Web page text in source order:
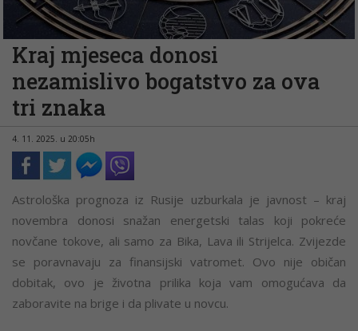
Kraj mjeseca donosi
nezamislivo bogatstvo za ova
tri znaka
4. 11. 2025. u 20:05h
Astrološka prognoza iz Rusije uzburkala je javnost – kraj
novembra donosi snažan energetski talas koji pokreće
novčane tokove, ali samo za Bika, Lava ili Strijelca. Zvijezde
se poravnavaju za finansijski vatromet. Ovo nije običan
dobitak, ovo je životna prilika koja vam omogućava da
zaboravite na brige i da plivate u novcu.